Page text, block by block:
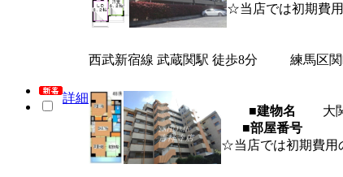
☆当店では初期費
詳細
西武新宿線 武蔵関駅 徒歩8分 練馬区
■建物名
大
■部屋番号
☆当店では初期費用